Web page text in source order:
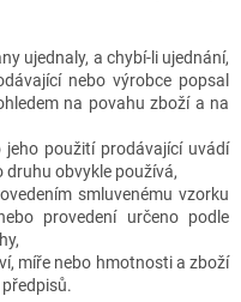
ujednaly, a chybí-li ujednání,
nebo výrobce popsal
na povahu zboží a na
použití prodávající uvádí
druhu obvykle používá,
smluvenému vzorku
provedení určeno podle
míře nebo hmotnosti a zboží